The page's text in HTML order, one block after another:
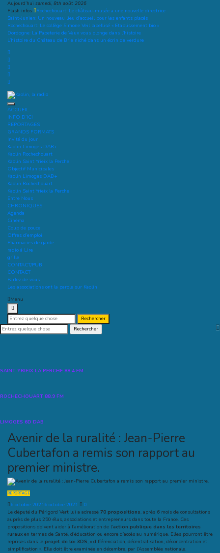
Aller
contenu
Aujourd’hui samedi, 8th août 2026
Flash infos
Rochechouart: Le château-musée a une nouvelle directrice
Saint-Junien: Un nouveau lieu d’accueil pour les enfants placés
Rochechouart: Le collège Simone Veil labellisé « Etablissement bio »
Dordogne: La Papeterie de Vaux vous plonge dans l’histoire
L’histoire du Château de Brie niché dans un écrin de verdure
Ecoutez-vous
ACCUEIL
INFO D’ICI
REPORTAGES
GRANDS FORMATS
Invité du jour
Kaolin Limoges DAB+
Kaolin Rochechouart
Kaolin Saint Yrieix la Perche
Objectif Municipales
Kaolin Limoges DAB+
Kaolin Rochechouart
Kaolin Saint Yrieix la Perche
Entre Nous
CHRONIQUES
Agenda
Cinéma
Coup de pouce
Offres d’emploi
Pharmacies de garde
radio à Lire
grille
CONTACT/PUB
CONTACT
Parlez de vous
Les associations ont la parole sur Kaolin
Menu
Recherche
pour :
Recherche
pour :
SAINT YRIEIX LA PERCHE 88.4 FM
ROCHECHOUART 88.9 FM
LIMOGES 6D DAB
Avenir de la ruralité : Jean-Pierre
Cubertafon a remis son rapport au
premier ministre.
REPORTAGE
6 octobre 20216 octobre 2021
0
Le député du Périgord Vert lui a adressé 70 propositions, après 6 mois de consultations
auprès de plus 250 élus, associations et entrepreneurs dans toute la France. Ces
propositions doivent aider à l’amélioration de l’action publique dans les territoires
ruraux en termes de Santé, d’éducation ou encore d’accès au numérique. Elles pourront être
reprises dans le projet de loi 3DS, « différenciation, décentralisation, déconcentration et
simplification ». Elle doit être examinée en décembre, par l’Assemblée nationale.